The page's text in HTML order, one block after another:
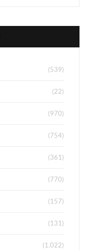
(539)
(22)
(970)
(754)
(361)
(770)
(157)
(131)
(1.022)